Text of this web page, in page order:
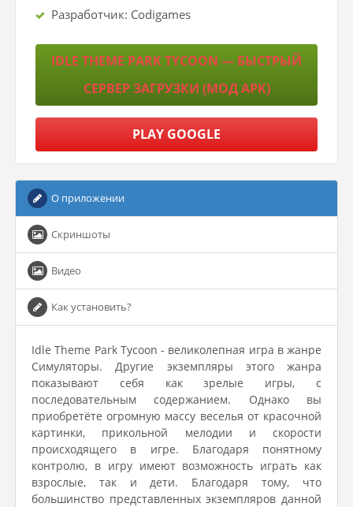
Разработчик: Codigames
IDLE THEME PARK TYCOON — БЫСТРЫЙ
СЕРВЕР ЗАГРУЗКИ (МОД APK)
PLAY GOOGLE
О приложении
Скриншоты
Видео
Как установить?
Idle Theme Park Tycoon - великолепная игра в жанре
Симуляторы. Другие экземпляры этого жанра
показывают себя как зрелые игры, с
последовательным содержанием. Однако вы
приобретёте огромную массу веселья от красочной
картинки, прикольной мелодии и скорости
происходящего в игре. Благодаря понятному
контролю, в игру имеют возможность играть как
взрослые, так и дети. Благодаря тому, что
большинство представленных экземпляров данной